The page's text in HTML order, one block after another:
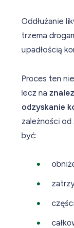
Oddłużanie
trzema
upadłością
Proces ten
lecz na
odzyskanie
zależności od
być: